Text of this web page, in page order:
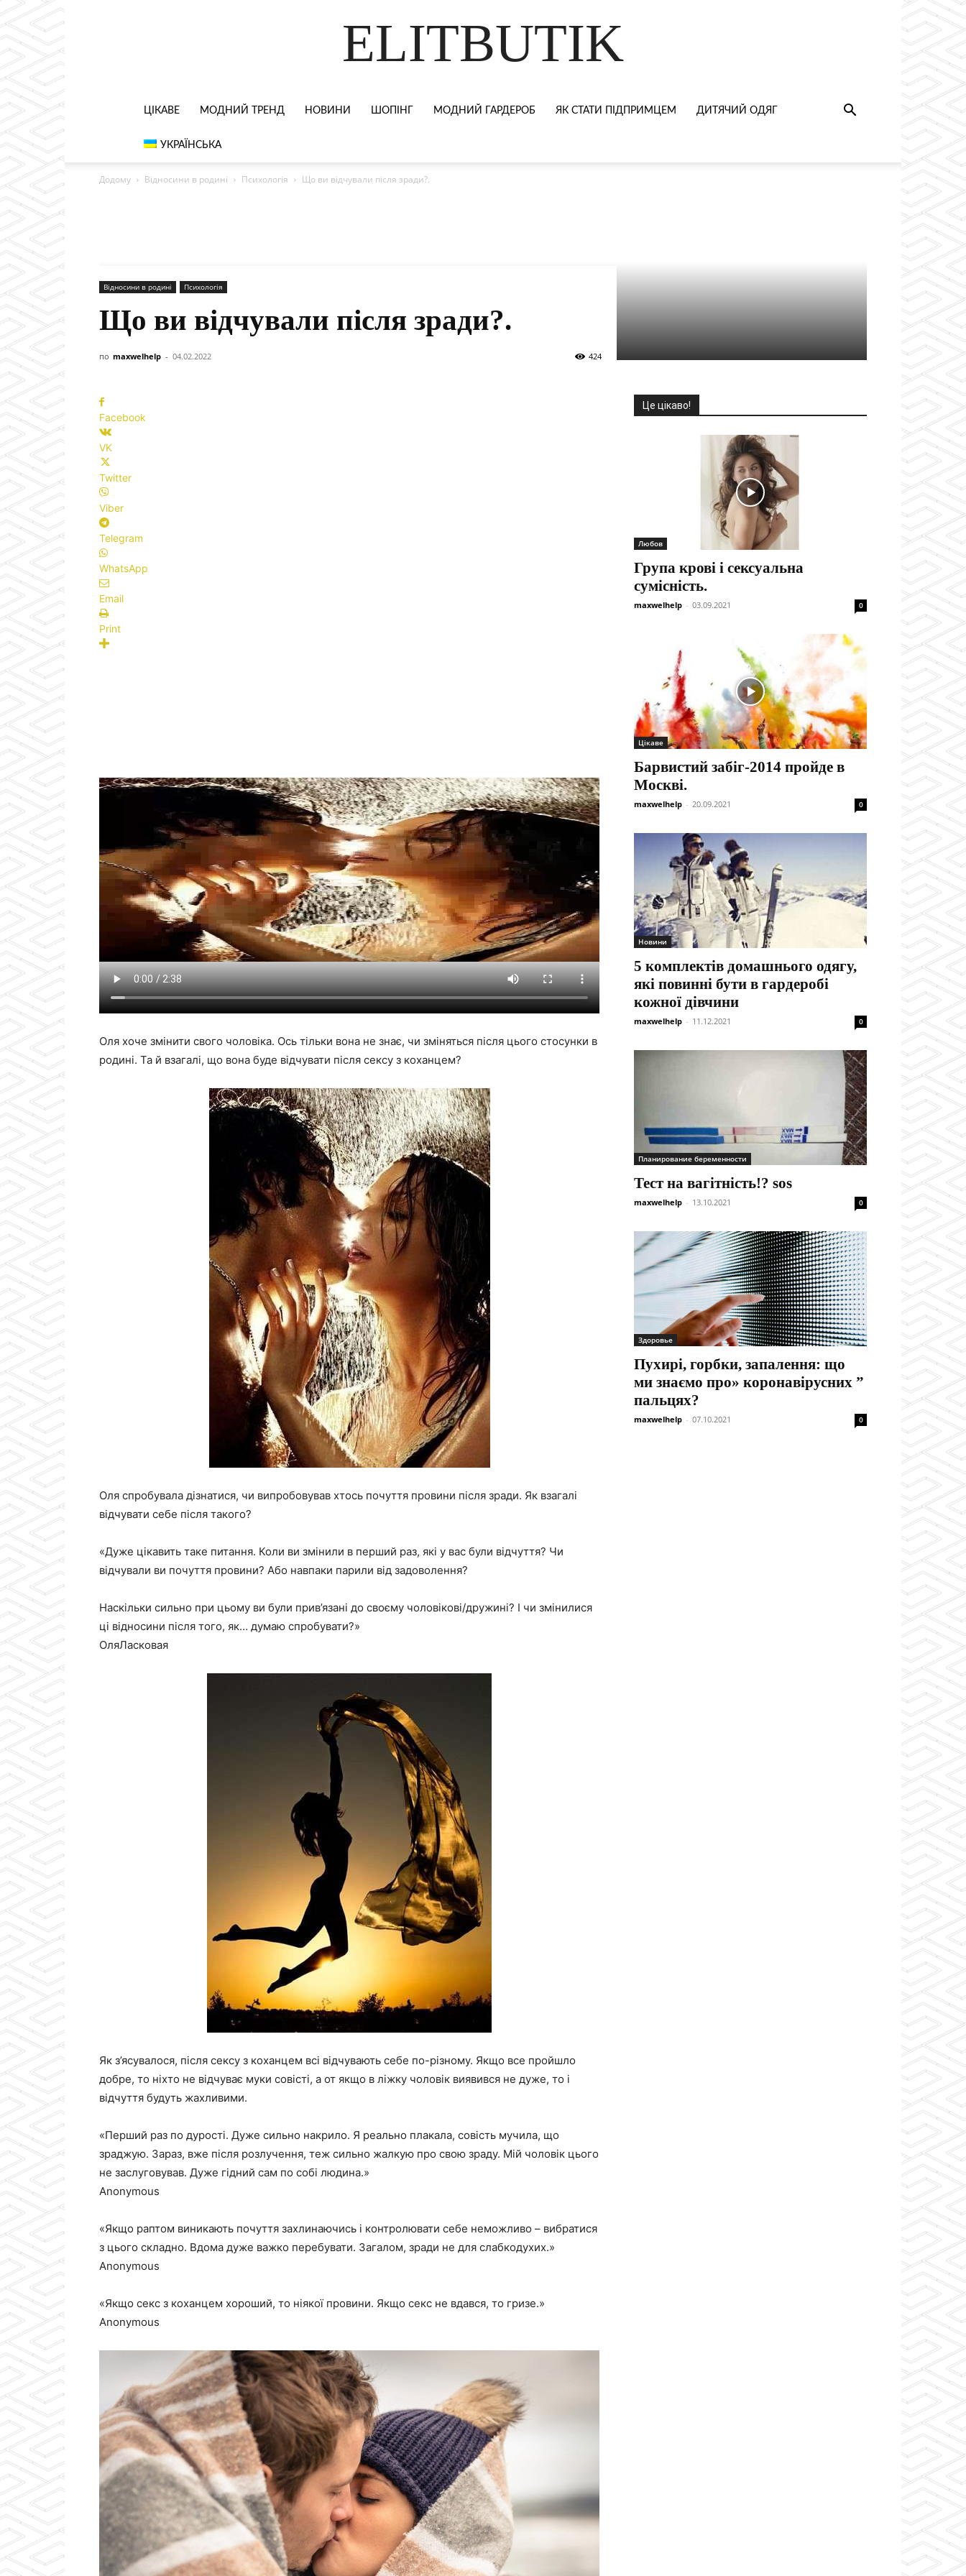
ELITBUTIK
ЦІКАВЕ МОДНИЙ ТРЕНД НОВИНИ ШОПІНГ МОДНИЙ ГАРДЕРОБ ЯК СТАТИ ПІДПРИМЦЕМ ДИТЯЧИЙ ОДЯГ
УКРАЇНСЬКА
Додому Відносини в родині Психологія Що ви відчували після зради?.
Відносини в родині Психологія
Що ви відчували після зради?.
по maxwelhelp - 04.02.2022 424
Facebook
VK
Twitter
Viber
Telegram
WhatsApp
Email
Print
Оля хоче змінити свого чоловіка. Ось тільки вона не знає, чи зміняться після цього стосунки в
родині. Та й взагалі, що вона буде відчувати після сексу з коханцем?
Оля спробувала дізнатися, чи випробовував хтось почуття провини після зради. Як взагалі
відчувати себе після такого?
«Дуже цікавить таке питання. Коли ви змінили в перший раз, які у вас були відчуття? Чи
відчували ви почуття провини? Або навпаки парили від задоволення?
Наскільки сильно при цьому ви були прив’язані до своєму чоловікові/дружині? І чи змінилися
ці відносини після того, як… думаю спробувати?»
ОляЛасковая
Як з’ясувалося, після сексу з коханцем всі відчувають себе по-різному. Якщо все пройшло
добре, то ніхто не відчуває муки совісті, а от якщо в ліжку чоловік виявився не дуже, то і
відчуття будуть жахливими.
«Перший раз по дурості. Дуже сильно накрило. Я реально плакала, совість мучила, що
зраджую. Зараз, вже після розлучення, теж сильно жалкую про свою зраду. Мій чоловік цього
не заслуговував. Дуже гідний сам по собі людина.»
Anonymous
«Якщо раптом виникають почуття захлинаючись і контролювати себе неможливо – вибратися
з цього складно. Вдома дуже важко перебувати. Загалом, зради не для слабкодухих.»
Anonymous
«Якщо секс з коханцем хороший, то ніякої провини. Якщо секс не вдався, то гризе.»
Anonymous
Це цікаво!
Любов
Група крові і сексуальна
сумісність.
maxwelhelp - 03.09.2021 0
Цікаве
Барвистий забіг-2014 пройде в
Москві.
maxwelhelp - 20.09.2021 0
Новини
5 комплектів домашнього одягу,
які повинні бути в гардеробі
кожної дівчини
maxwelhelp - 11.12.2021 0
Планирование беременности
Тест на вагітність!? sos
maxwelhelp - 13.10.2021 0
Здоровье
Пухирі, горбки, запалення: що
ми знаємо про» коронавірусних ”
пальцях?
maxwelhelp - 07.10.2021 0